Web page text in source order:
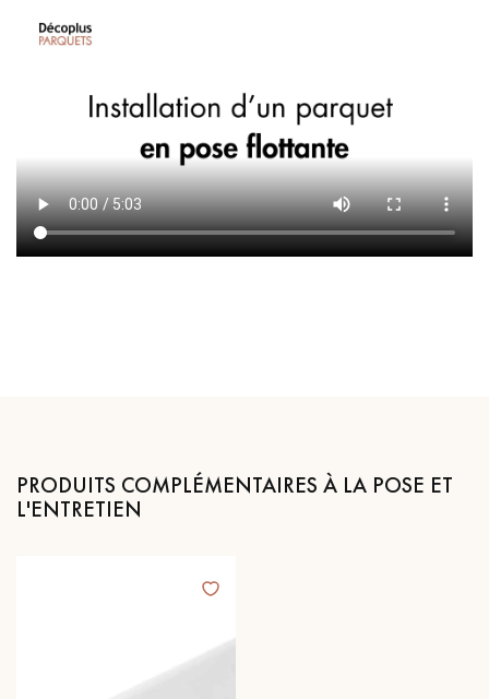
PRODUITS COMPLÉMENTAIRES À LA POSE ET
L'ENTRETIEN